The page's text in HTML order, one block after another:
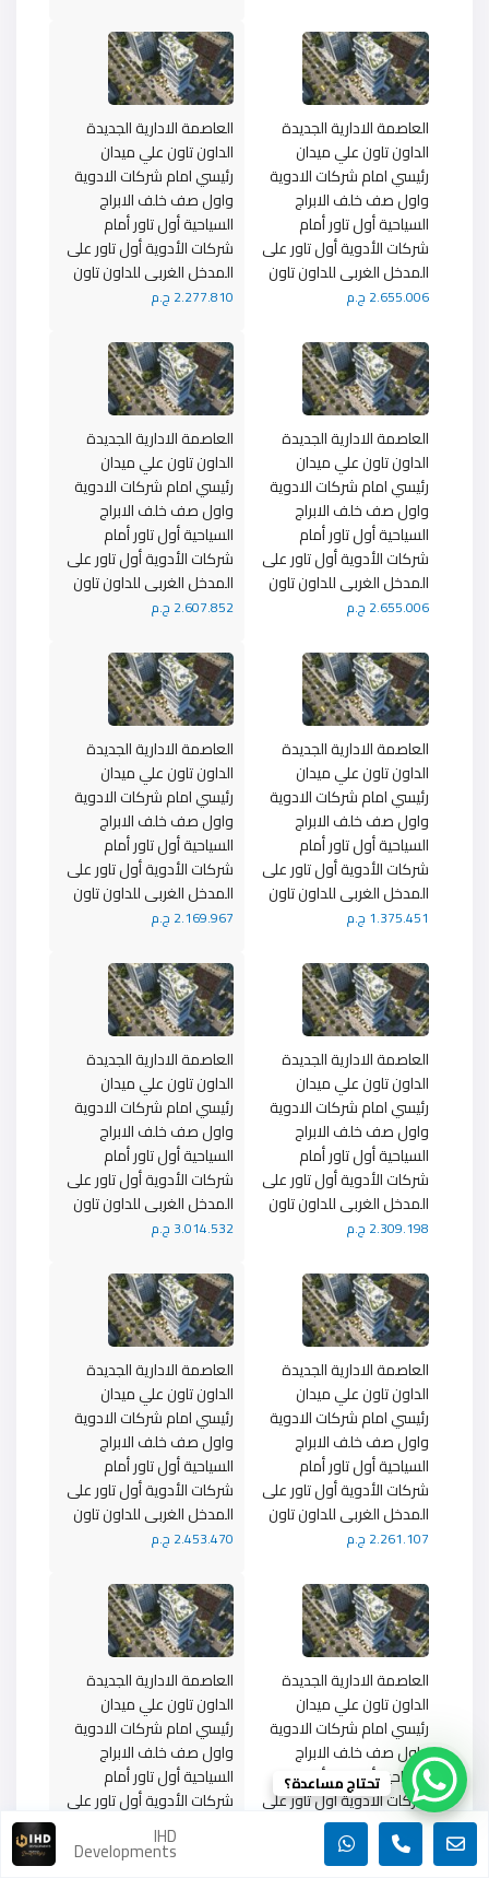
العاصمة الادارية الجديدة
الداون تاون علي ميدان
رئيسي امام شركات الادوية
واول صف خلف الابراج
السياحية أول تاور أمام
شركات الأدوية أول تاور على
المدخل الغربى للداون تاون
2.277.810 ج.م
العاصمة الادارية الجديدة
الداون تاون علي ميدان
رئيسي امام شركات الادوية
واول صف خلف الابراج
السياحية أول تاور أمام
شركات الأدوية أول تاور على
المدخل الغربى للداون تاون
2.655.006 ج.م
العاصمة الادارية الجديدة
الداون تاون علي ميدان
رئيسي امام شركات الادوية
واول صف خلف الابراج
السياحية أول تاور أمام
شركات الأدوية أول تاور على
المدخل الغربى للداون تاون
2.607.852 ج.م
العاصمة الادارية الجديدة
الداون تاون علي ميدان
رئيسي امام شركات الادوية
واول صف خلف الابراج
السياحية أول تاور أمام
شركات الأدوية أول تاور على
المدخل الغربى للداون تاون
2.655.006 ج.م
العاصمة الادارية الجديدة
الداون تاون علي ميدان
رئيسي امام شركات الادوية
واول صف خلف الابراج
السياحية أول تاور أمام
شركات الأدوية أول تاور على
المدخل الغربى للداون تاون
2.169.967 ج.م
العاصمة الادارية الجديدة
الداون تاون علي ميدان
رئيسي امام شركات الادوية
واول صف خلف الابراج
السياحية أول تاور أمام
شركات الأدوية أول تاور على
المدخل الغربى للداون تاون
1.375.451 ج.م
العاصمة الادارية الجديدة
الداون تاون علي ميدان
رئيسي امام شركات الادوية
واول صف خلف الابراج
السياحية أول تاور أمام
شركات الأدوية أول تاور على
المدخل الغربى للداون تاون
3.014.532 ج.م
العاصمة الادارية الجديدة
الداون تاون علي ميدان
رئيسي امام شركات الادوية
واول صف خلف الابراج
السياحية أول تاور أمام
شركات الأدوية أول تاور على
المدخل الغربى للداون تاون
2.309.198 ج.م
العاصمة الادارية الجديدة
الداون تاون علي ميدان
رئيسي امام شركات الادوية
واول صف خلف الابراج
السياحية أول تاور أمام
شركات الأدوية أول تاور على
المدخل الغربى للداون تاون
2.453.470 ج.م
العاصمة الادارية الجديدة
الداون تاون علي ميدان
رئيسي امام شركات الادوية
واول صف خلف الابراج
السياحية أول تاور أمام
شركات الأدوية أول تاور على
المدخل الغربى للداون تاون
2.261.107 ج.م
العاصمة الادارية الجديدة
الداون تاون علي ميدان
رئيسي امام شركات الادوية
واول صف خلف الابراج
السياحية أول تاور أمام
شركات الأدوية أول تاور على
المدخل الغربى للداون تاون
2.770.136 ج.م
العاصمة الادارية الجديدة
الداون تاون علي ميدان
رئيسي امام شركات الادوية
واول صف خلف الابراج
السياحية أول تاور أمام
شركات الأدوية أول تاور على
المدخل الغربى للداون تاون
1.981.495 ج.م
تحتاج مساعدة؟
IHD
Developments